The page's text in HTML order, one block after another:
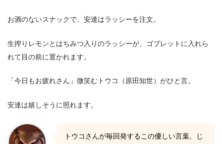
お酒のないスナックで、安達はラッシーを注文。
生搾りレモンとはちみつ入りのラッシーが、ゴブレットに入れら
れて目の前に置かれます。
「今日もお疲れさん」微笑むトウコ（原田知世）がひと言。
安達は嬉しそうに照れます。
トウコさんが毎回発するこの優しい言葉、じ